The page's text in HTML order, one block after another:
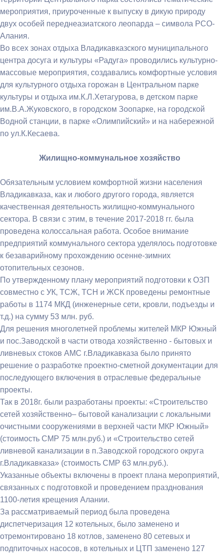
мероприятия, приуроченные к выпуску в дикую природу
двух особей переднеазиатского леопарда – символа РСО-
Алания.
Во всех зонах отдыха Владикавказского муниципального
центра досуга и культуры «Радуга» проводились культурно-
массовые мероприятия, создавались комфортные условия
для культурного отдыха горожан в Центральном парке
культуры и отдыха им.К.Л.Хетагурова, в детском парке
им.В.А.Жуковского, в городском Зоопарке, на городской
Водной станции, в парке «Олимпийский» и на набережной
по ул.К.Кесаева.
Жилищно-коммунальное хозяйство
Обязательным условием комфортной жизни населения
Владикавказа, как и любого другого города, является
качественная деятельность жилищно-коммунального
сектора. В связи с этим, в течение 2017-2018 гг. была
проведена колоссальная работа. Особое внимание
предприятий коммунального сектора уделялось подготовке
к безаварийному прохождению осенне-зимних
отопительных сезонов.
По утвержденному плану мероприятий подготовки к ОЗП
совместно с УК, ТСЖ, ТСН и ЖСК проведены ремонтные
работы в 1174 МКД (инженерные сети, кровли, подъезды и
т.д.) на сумму 53 млн. руб.
Для решения многолетней проблемы жителей МКР Южный
и пос.Заводской в части отвода хозяйственно - бытовых и
ливневых стоков АМС г.Владикавказа было принято
решение о разработке проектно-сметной документации для
последующего включения в отраслевые федеральные
проекты.
Так в 2018г. были разработаны проекты: «Строительство
сетей хозяйственно– бытовой канализации с локальными
очистными сооружениями в верхней части МКР Южный»
(стоимость СМР 75 млн.руб.) и «Строительство сетей
ливневой канализации в п.Заводской городского округа
г.Владикавказа» (стоимость СМР 63 млн.руб.).
Указанные объекты включены в проект плана мероприятий,
связанных с подготовкой и проведением празднования
1100-летия крещения Алании.
За рассматриваемый период была проведена
диспетчеризация 12 котельных, было заменено и
отремонтировано 18 котлов, заменено 80 сетевых и
подпиточных насосов, в котельных и ЦТП заменено 127